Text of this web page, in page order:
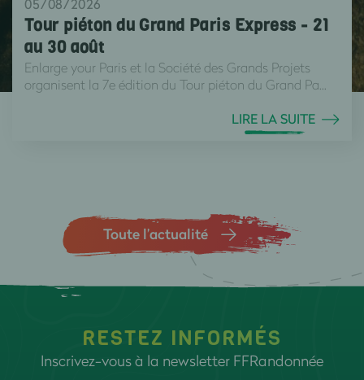
05/08/2026
Tour piéton du Grand Paris Express - 21
au 30 août
Enlarge your Paris et la Société des Grands Projets
organisent la 7e édition du Tour piéton du Grand Pa...
LIRE LA SUITE
Toute l’actualité
RESTEZ INFORMÉS
Inscrivez-vous à la newsletter FFRandonnée